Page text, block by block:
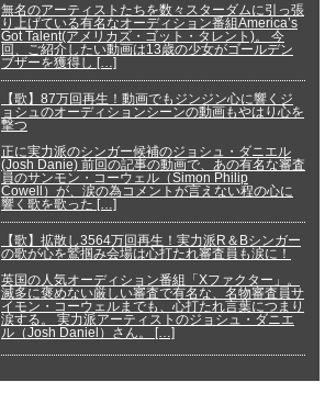
無名のアーティストたちを数々スターダムに引っ張
り上げている有名なオーディション番組America’s
Got Talent(アメリカズ・ゴット・タレント)。 今
回、ご紹介したい動画は13歳の少女がゴールデン
ブザーを獲得し […]
【歌】87万回再生！動画でもジンジン心に響くジ
ョシュのオーディションシーンの動画もやはり心を
撃つ
正に実力派のシンガー候補のジョシュ・ダニエル
(Josh Danie) 前回の記事の動画で、あの有名な審査
員のサンモン・コーウェル（Simon Philip
Cowell）が、涙の為コメントが言えない程の心に
響く歌を歌った […]
【歌】拡散し3564万回再生！実力派R＆Bシンガー
の歌が心を鷲掴み会場は心打たれ審査員も涙に！
英国の人気オーディション番組「Xファクター」。
滅多に褒めない厳しい審査で有名な、名物審査員サ
イモン・コーウェルまでも、心打たれ言葉につまり
涙する。 実力派アーティストのジョシュ・ダニエ
ル（Josh Daniel）さん。 […]